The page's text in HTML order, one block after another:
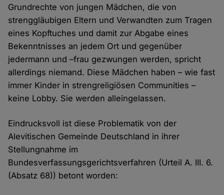
Grundrechte von jungen Mädchen, die von
strenggläubigen Eltern und Verwandten zum Tragen
eines Kopftuches und damit zur Abgabe eines
Bekenntnisses an jedem Ort und gegenüber
jedermann und –frau gezwungen werden, spricht
allerdings niemand. Diese Mädchen haben – wie fast
immer Kinder in strengreligiösen Communities –
keine Lobby. Sie werden alleingelassen.
Eindrucksvoll ist diese Problematik von der
Alevitischen Gemeinde Deutschland in ihrer
Stellungnahme im
Bundesverfassungsgerichtsverfahren (Urteil A. III. 6.
(Absatz 68)) betont worden: